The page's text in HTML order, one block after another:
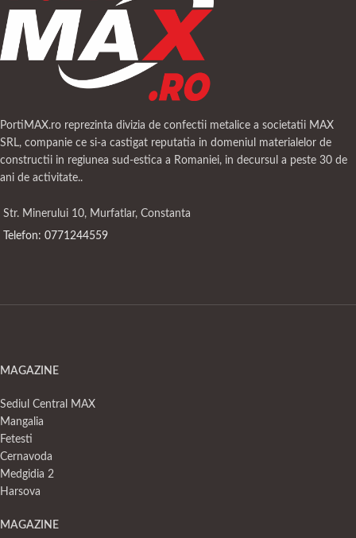
PortiMAX.ro reprezinta divizia de confectii metalice a societatii MAX
SRL, companie ce si-a castigat reputatia in domeniul materialelor de
constructii in regiunea sud-estica a Romaniei, in decursul a peste 30 de
ani de activitate..
Str. Minerului 10, Murfatlar, Constanta
Telefon: 0771244559
MAGAZINE
Sediul Central MAX
Mangalia
Fetesti
Cernavoda
Medgidia 2
Harsova
MAGAZINE